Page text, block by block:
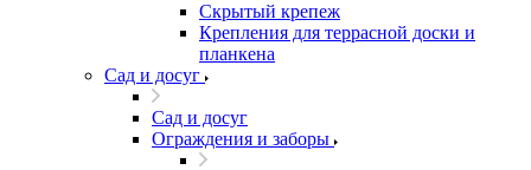
Скрытый крепеж
Крепления для террасной доски и
планкена
Сад и досуг
Сад и досуг
Ограждения и заборы